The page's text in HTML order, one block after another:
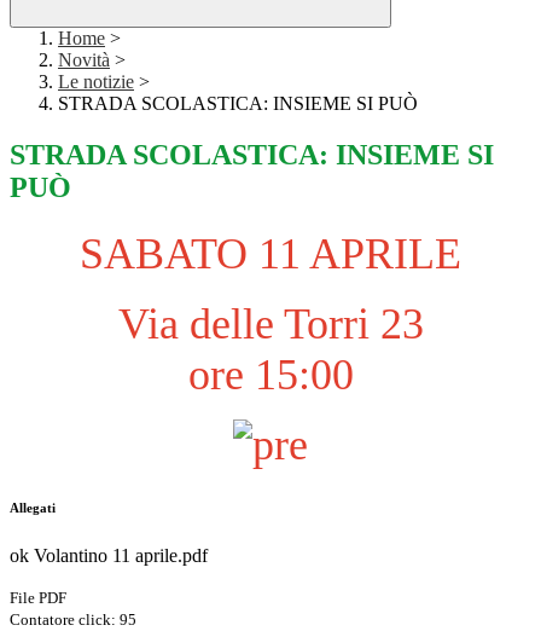
Home >
Novità >
Le notizie >
STRADA SCOLASTICA: INSIEME SI PUÒ
STRADA SCOLASTICA: INSIEME SI
PUÒ
SABATO 11 APRILE
Via delle Torri 23
ore 15:00
Allegati
ok Volantino 11 aprile.pdf
File PDF
Contatore click: 95